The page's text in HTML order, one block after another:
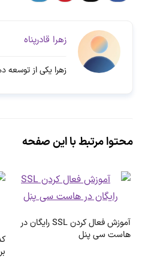
زهرا قادرپناه
زهرا یکی از
محتوا مرتبط با این صفحه
آموزش فعال کردن SSL رایگان در
هاست سی پنل